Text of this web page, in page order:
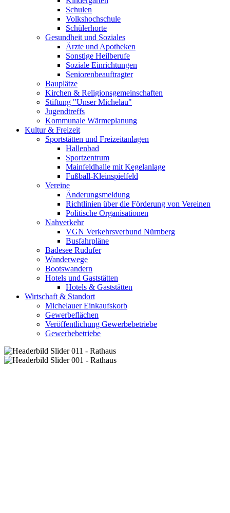
Schulen
Volkshochschule
Schülerhorte
Gesundheit und Soziales
Ärzte und Apotheken
Sonstige Heilberufe
Soziale Einrichtungen
Seniorenbeauftragter
Bauplätze
Kirchen & Religionsgemeinschaften
Stiftung "Unser Michelau"
Jugendtreffs
Kommunale Wärmeplanung
Kultur & Freizeit
Sportstätten und Freizeitanlagen
Hallenbad
Sportzentrum
Mainfeldhalle mit Kegelanlage
Fußball-Kleinspielfeld
Vereine
Änderungsmeldung
Richtlinien über die Förderung von Vereinen
Politische Organisationen
Nahverkehr
VGN Verkehrsverbund Nürnberg
Busfahrpläne
Badesee Rudufer
Wanderwege
Bootswandern
Hotels und Gaststätten
Hotels & Gaststätten
Wirtschaft & Standort
Michelauer Einkaufskorb
Gewerbeflächen
Veröffentlichung Gewerbebetriebe
Gewerbebetriebe